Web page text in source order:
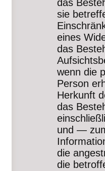
das
sie
eines
das
wenn die
Person
Herkunft
das
und —
die
die